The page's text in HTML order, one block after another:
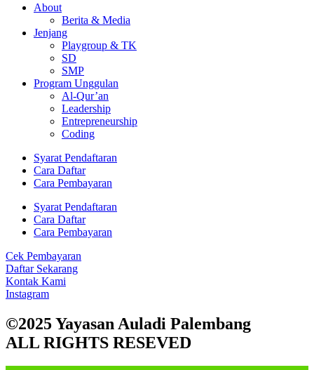
About
Berita & Media
Jenjang
Playgroup & TK
SD
SMP
Program Unggulan
Al-Qur’an
Leadership
Entrepreneurship
Coding
Syarat Pendaftaran
Cara Daftar
Cara Pembayaran
Syarat Pendaftaran
Cara Daftar
Cara Pembayaran
Cek Pembayaran
Daftar Sekarang
Kontak Kami
Instagram
©2025 Yayasan Auladi Palembang
ALL RIGHTS RESEVED